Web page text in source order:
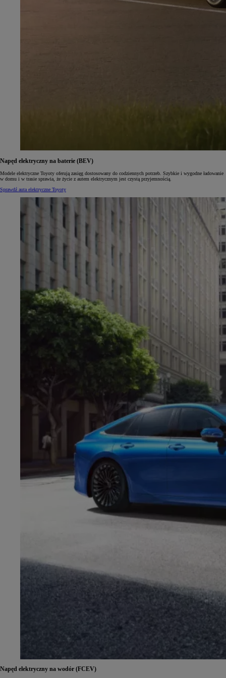
Napęd elektryczny na baterie (BEV)
Modele elektryczne Toyoty oferują zasięg dostosowany do codziennych potrzeb. Szybkie i wygodne ładowanie
w domu i w trasie sprawia, że życie z autem elektrycznym jest czystą przyjemnością.
Sprawdź auta elektryczne Toyoty
Napęd elektryczny na wodór (FCEV)